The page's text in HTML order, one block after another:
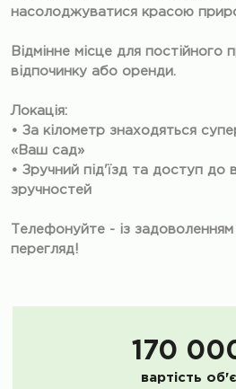
насолоджуватися красою
Відмінне місце для постійного
відпочинку або оренди.
Локація:
• За кілометр знаходяться
«Ваш сад»
• Зручний під'їзд та доступ до
зручностей
Телефонуйте - із задоволенням
перегляд!
170
вартість